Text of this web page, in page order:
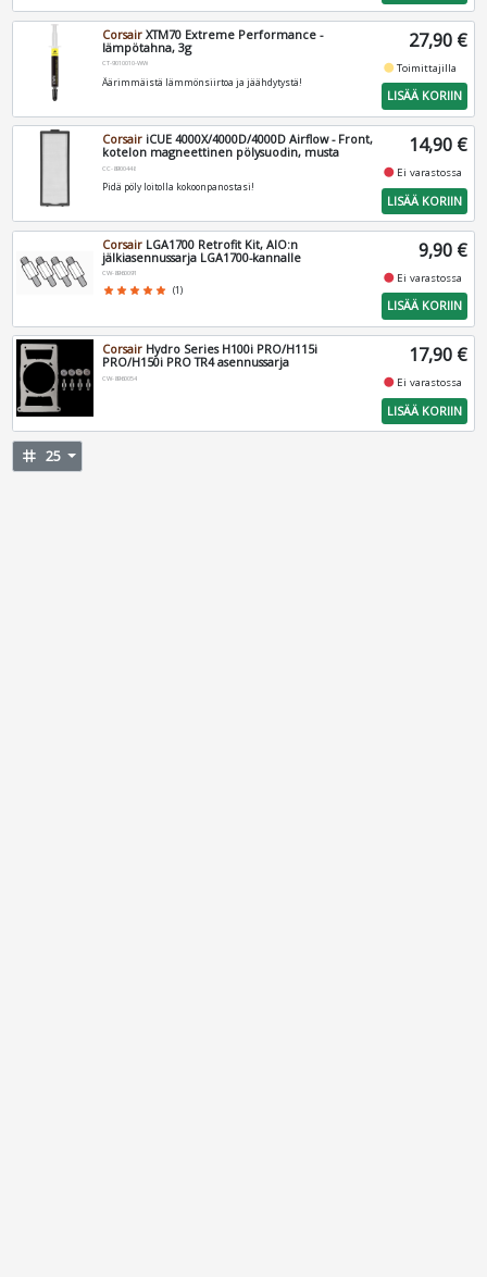
Corsair XTM70 Extreme Performance -
lämpötahna, 3g
CT-9010010-WW
Äärimmäistä lämmönsiirtoa ja jäähdytystä!
27,90 €
fiber_manual_recordToimittajilla
LISÄÄ KORIIN
Corsair iCUE 4000X/4000D/4000D Airflow - Front,
kotelon magneettinen pölysuodin, musta
CC-8900448
Pidä pöly loitolla kokoonpanostasi!
14,90 €
fiber_manual_record Ei varastossa
LISÄÄ KORIIN
Corsair LGA1700 Retrofit Kit, AIO:n
jälkiasennussarja LGA1700-kannalle
CW-8960091
star star star star star (1)
9,90 €
fiber_manual_record Ei varastossa
LISÄÄ KORIIN
Corsair Hydro Series H100i PRO/H115i
PRO/H150i PRO TR4 asennussarja
CW-8960054
17,90 €
fiber_manual_record Ei varastossa
LISÄÄ KORIIN
tag 25